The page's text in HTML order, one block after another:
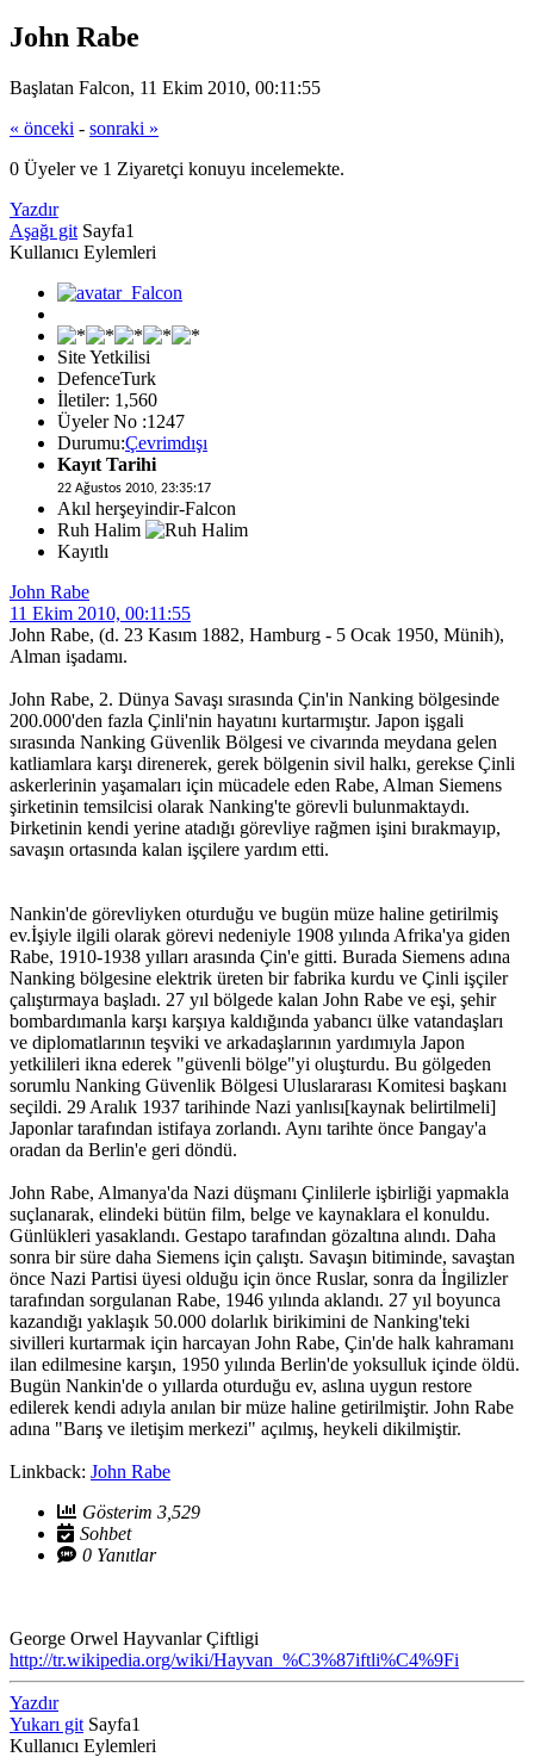
John Rabe
Başlatan Falcon, 11 Ekim 2010, 00:11:55
« önceki - sonraki »
0 Üyeler ve 1 Ziyaretçi konuyu incelemekte.
Yazdır
Aşağı git Sayfa1
Kullanıcı Eylemleri
Site Yetkilisi
DefenceTurk
İletiler: 1,560
Üyeler No :1247
Durumu:Çevrimdışı
Kayıt Tarihi
22 Ağustos 2010, 23:35:17
Akıl herşeyindir-Falcon
Ruh Halim
Kayıtlı
John Rabe
11 Ekim 2010, 00:11:55
John Rabe, (d. 23 Kasım 1882, Hamburg - 5 Ocak 1950, Münih),
Alman işadamı.
John Rabe, 2. Dünya Savaşı sırasında Çin'in Nanking bölgesinde
200.000'den fazla Çinli'nin hayatını kurtarmıştır. Japon işgali
sırasında Nanking Güvenlik Bölgesi ve civarında meydana gelen
katliamlara karşı direnerek, gerek bölgenin sivil halkı, gerekse Çinli
askerlerinin yaşamaları için mücadele eden Rabe, Alman Siemens
şirketinin temsilcisi olarak Nanking'te görevli bulunmaktaydı.
Þirketinin kendi yerine atadığı görevliye rağmen işini bırakmayıp,
savaşın ortasında kalan işçilere yardım etti.
Nankin'de görevliyken oturduğu ve bugün müze haline getirilmiş
ev.İşiyle ilgili olarak görevi nedeniyle 1908 yılında Afrika'ya giden
Rabe, 1910-1938 yılları arasında Çin'e gitti. Burada Siemens adına
Nanking bölgesine elektrik üreten bir fabrika kurdu ve Çinli işçiler
çalıştırmaya başladı. 27 yıl bölgede kalan John Rabe ve eşi, şehir
bombardımanla karşı karşıya kaldığında yabancı ülke vatandaşları
ve diplomatlarının teşviki ve arkadaşlarının yardımıyla Japon
yetkilileri ikna ederek "güvenli bölge"yi oluşturdu. Bu gölgeden
sorumlu Nanking Güvenlik Bölgesi Uluslararası Komitesi başkanı
seçildi. 29 Aralık 1937 tarihinde Nazi yanlısı[kaynak belirtilmeli]
Japonlar tarafından istifaya zorlandı. Aynı tarihte önce Þangay'a
oradan da Berlin'e geri döndü.
John Rabe, Almanya'da Nazi düşmanı Çinlilerle işbirliği yapmakla
suçlanarak, elindeki bütün film, belge ve kaynaklara el konuldu.
Günlükleri yasaklandı. Gestapo tarafından gözaltına alındı. Daha
sonra bir süre daha Siemens için çalıştı. Savaşın bitiminde, savaştan
önce Nazi Partisi üyesi olduğu için önce Ruslar, sonra da İngilizler
tarafından sorgulanan Rabe, 1946 yılında aklandı. 27 yıl boyunca
kazandığı yaklaşık 50.000 dolarlık birikimini de Nanking'teki
sivilleri kurtarmak için harcayan John Rabe, Çin'de halk kahramanı
ilan edilmesine karşın, 1950 yılında Berlin'de yoksulluk içinde öldü.
Bugün Nankin'de o yıllarda oturduğu ev, aslına uygun restore
edilerek kendi adıyla anılan bir müze haline getirilmiştir. John Rabe
adına "Barış ve iletişim merkezi" açılmış, heykeli dikilmiştir.
Linkback: John Rabe
Gösterim 3,529
Sohbet
0 Yanıtlar
George Orwel Hayvanlar Çiftligi
http://tr.wikipedia.org/wiki/Hayvan_%C3%87iftli%C4%9Fi
Yazdır
Yukarı git Sayfa1
Kullanıcı Eylemleri